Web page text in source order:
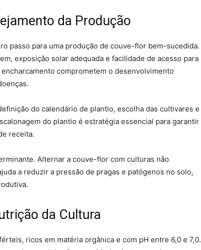
da Produção
passo para uma produção de couve-flor bem-sucedida.
exposição solar adequada e facilidade de acesso para
comprometem o desenvolvimento
do calendário de plantio, escolha das cultivares e
do plantio é estratégia essencial para garantir
receita.
Alternar a couve-flor com culturas não
a reduzir a pressão de pragas e patógenos no solo,
da Cultura
ricos em matéria orgânica e com pH entre 6,0 e 7,0.